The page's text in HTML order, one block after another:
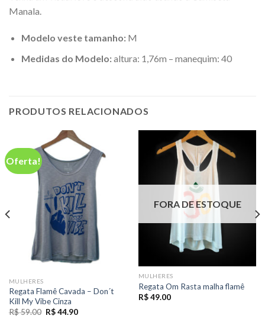
Manala.
Modelo veste tamanho:M
Medidas do Modelo:altura: 1,76m – manequim: 40
PRODUTOS RELACIONADOS
Oferta!
MULHERES
Regata Flamê Cavada – Don´t
Kill My Vibe Cinza
R$59.00 O
R$44.90O
FORA DE ESTOQUE
MULHERES
Regata Om Rasta malha flamê
R$49.00